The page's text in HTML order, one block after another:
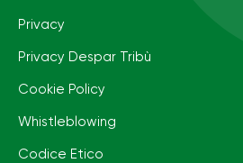
Privacy
Privacy Despar Tribù
Cookie Policy
Whistleblowing
Codice Etico